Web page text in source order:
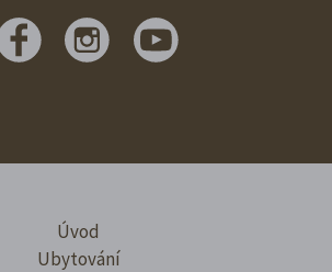
Úvod
Ubytování